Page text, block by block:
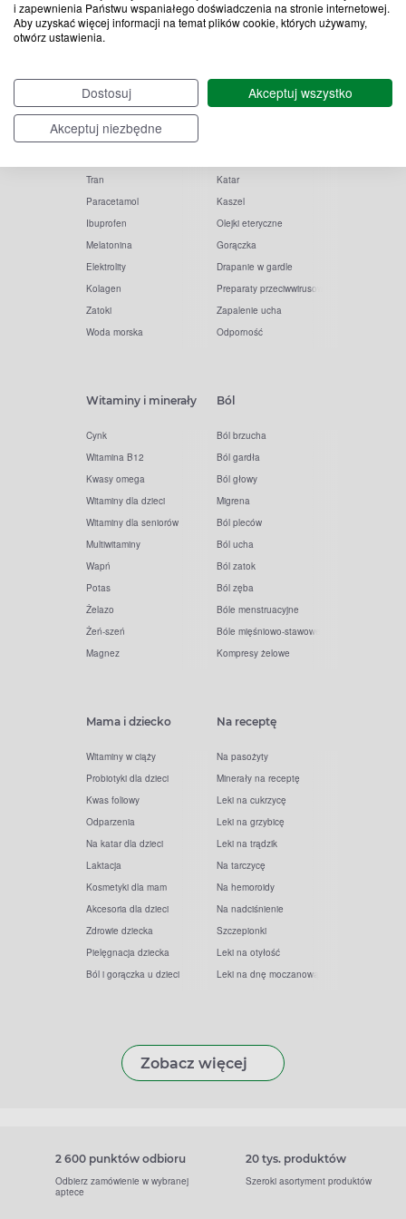
i zapewnienia Państwu wspaniałego doświadczenia na stronie internetowej.
Aby uzyskać więcej informacji na temat plików cookie, których używamy,
otwórz ustawienia.
Dostosuj
Akceptuj wszystko
Akceptuj niezbędne
Popularne zapytania
Witamina D
Witamina C
Tran
Paracetamol
Ibuprofen
Melatonina
Elektrolity
Kolagen
Zatoki
Woda morska
Przeziębienie i grypa
Katar
Kaszel
Olejki eteryczne
Gorączka
Drapanie w gardle
Preparaty przeciwwirusowe
Zapalenie ucha
Odporność
Witaminy i minerały
Cynk
Witamina B12
Kwasy omega
Witaminy dla dzieci
Witaminy dla seniorów
Multiwitaminy
Wapń
Potas
Żelazo
Żeń-szeń
Magnez
Ból
Ból brzucha
Ból gardła
Ból głowy
Migrena
Ból pleców
Ból ucha
Ból zatok
Ból zęba
Bóle menstruacyjne
Bóle mięśniowo-stawowe
Kompresy żelowe
Mama i dziecko
Witaminy w ciąży
Probiotyki dla dzieci
Kwas foliowy
Odparzenia
Na katar dla dzieci
Laktacja
Kosmetyki dla mam
Akcesoria dla dzieci
Zdrowie dziecka
Pielęgnacja dziecka
Ból i gorączka u dzieci
Na receptę
Na pasożyty
Minerały na receptę
Leki na cukrzycę
Leki na grzybicę
Leki na trądzik
Na tarczycę
Na hemoroidy
Na nadciśnienie
Szczepionki
Leki na otyłość
Leki na dnę moczanową
Zobacz więcej
2 600 punktów odbioru
Odbierz zamówienie w wybranej
aptece
20 tys. produktów
Szeroki asortyment produktów